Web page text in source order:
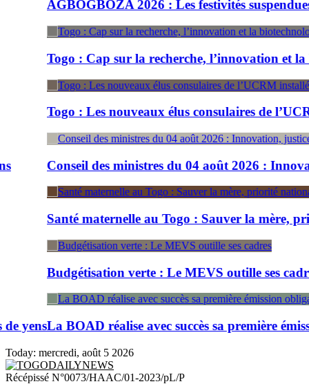
2026 : Les festivités suspendues, place
: Cap sur la recherche, l’innovation et la
: Les nouveaux élus consulaires de l’UCRM
des ministres du 04 août 2026 : Innovation,
maternelle au Togo : Sauver la mère, priorité
verte : Le MEVS outille ses cadres
BOAD réalise avec succès sa première émission
Today: mercredi, août 5 2026
TOGODAILYNEWS
Récépissé N°0073/HAAC/01-2023/pL/P